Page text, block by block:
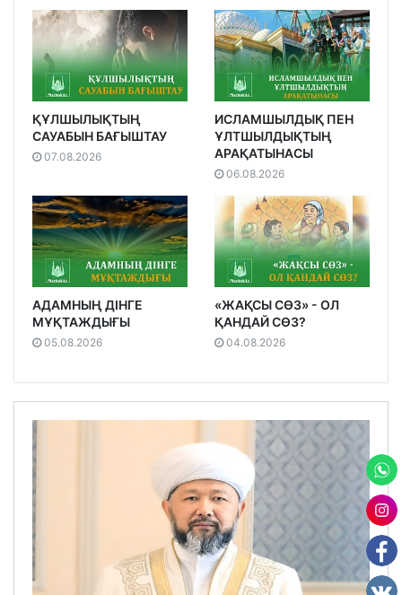
ҚҰЛШЫЛЫҚТЫҢ
САУАБЫН БАҒЫШТАУ
07.08.2026
ИСЛАМШЫЛДЫҚ ПЕН
ҰЛТШЫЛДЫҚТЫҢ
АРАҚАТЫНАСЫ
06.08.2026
АДАМНЫҢ ДІНГЕ
МҰҚТАЖДЫҒЫ
05.08.2026
«ЖАҚСЫ СӨЗ» - ОЛ
ҚАНДАЙ СӨЗ?
04.08.2026